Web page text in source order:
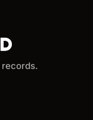
records.